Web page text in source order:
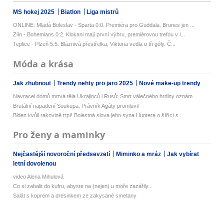
MS hokej 2025 Biatlon Liga mistrů
ONLINE: Mladá Boleslav - Sparta 0:0. Premiéra pro Guddala. Brunes jen ...
Zlín - Bohemians 0:2. Klokani mají první výhru, premiérovou trefou v l...
Teplice - Plzeň 5:5. Bláznivá přestřelka, Viktoria vedla o tři góly. Č...
Móda a krása
Jak zhubnout Trendy nehty pro jaro 2025 Nové make-up trendy
Navracel domů mrtvá těla Ukrajinců i Rusů: Smrt válečného hrdiny oznám...
Brutální napadení Soukupa. Právník Agáty promluvil
Biden kvůli rakovině trpí! Bolestná slova jeho syna Huntera o šířící s...
Pro ženy a maminky
Nejčastější novoroční předsevzetí Miminko a mráz
Jak vybírat
letní dovolenou
video Alena Mihulová
Co si zabalit do kufru, abyste na (nejen) u moře zazářily...
Salát s koprem a dresinkem ze zakysané smetany